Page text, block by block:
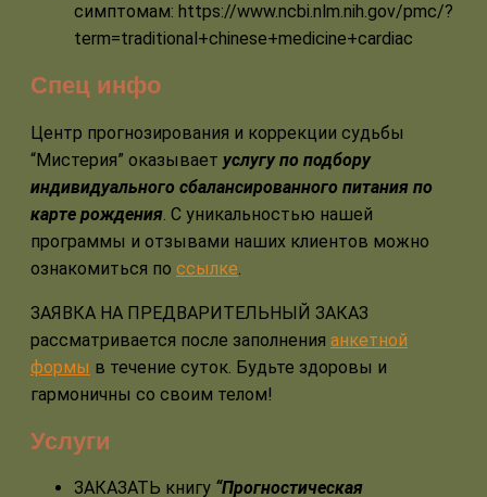
симптомам: https://www.ncbi.nlm.nih.gov/pmc/?
term=traditional+chinese+medicine+cardiac
Спец инфо
Центр прогнозирования и коррекции судьбы
“Мистерия” оказывает услугу по подбору
индивидуального сбалансированного питания по
карте рождения . С уникальностью нашей
программы и отзывами наших клиентов можно
ознакомиться по ссылке
ЗАЯВКА НА ПРЕДВАРИТЕЛЬНЫЙ ЗАКАЗ
рассматривается после заполнения анкетной
формы в течение суток. Будьте здоровы и
гармоничны со своим телом!
Услуги
ЗАКАЗАТЬ книгу “Прогностическая